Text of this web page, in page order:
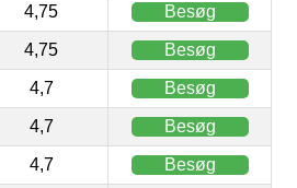
4,75 Besøg
4,75 Besøg
4,7 Besøg
4,7 Besøg
4,7 Besøg